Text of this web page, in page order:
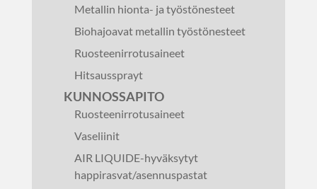
Metallin hionta- ja työstönesteet
Biohajoavat metallin työstönesteet
Ruosteenirrotusaineet
Hitsaussprayt
KUNNOSSAPITO
Ruosteenirrotusaineet
Vaseliinit
AIR LIQUIDE-hyväksytyt
happirasvat/asennuspastat